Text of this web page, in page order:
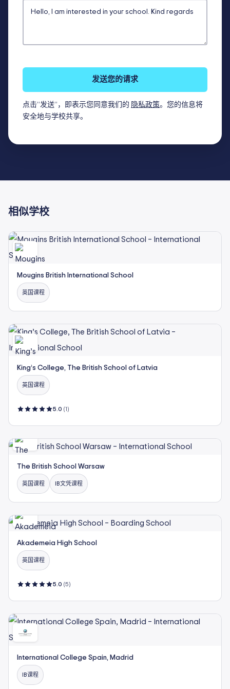
发送您的请求
点击“发送”，即表示您同意我们的 隐私政策。您的信息将
安全地与学校共享。
相似学校
Mougins British International School
英国课程
King’s College, The British School of Latvia
英国课程
5.0 (1)
The British School Warsaw
英国课程 IB文凭课程
Akademeia High School
英国课程
5.0 (5)
International College Spain, Madrid
IB课程